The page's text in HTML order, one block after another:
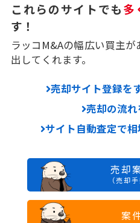
これらのサイトでも多
す！
ラッコM&Aの幅広い買主
出してくれます。
売却サイト登録を
売却の流
サイト自動査定で相
売却
（売却
案